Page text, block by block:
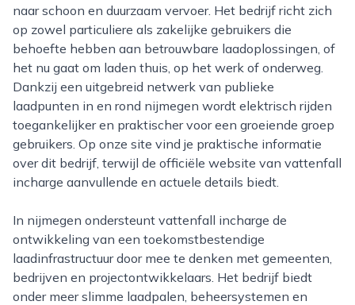
naar schoon en duurzaam vervoer. Het bedrijf richt zich
op zowel particuliere als zakelijke gebruikers die
behoefte hebben aan betrouwbare laadoplossingen, of
het nu gaat om laden thuis, op het werk of onderweg.
Dankzij een uitgebreid netwerk van publieke
laadpunten in en rond nijmegen wordt elektrisch rijden
toegankelijker en praktischer voor een groeiende groep
gebruikers. Op onze site vind je praktische informatie
over dit bedrijf, terwijl de officiële website van vattenfall
incharge aanvullende en actuele details biedt.
In nijmegen ondersteunt vattenfall incharge de
ontwikkeling van een toekomstbestendige
laadinfrastructuur door mee te denken met gemeenten,
bedrijven en projectontwikkelaars. Het bedrijf biedt
onder meer slimme laadpalen, beheersystemen en